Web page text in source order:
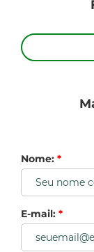
Nome: *
E-mail: *